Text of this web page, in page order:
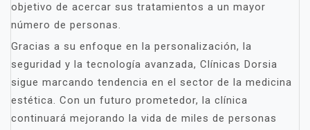
objetivo de acercar sus tratamientos a un mayor
número de personas.
Gracias a su enfoque en la personalización, la
seguridad y la tecnología avanzada, Clínicas Dorsia
sigue marcando tendencia en el sector de la medicina
estética. Con un futuro prometedor, la clínica
continuará mejorando la vida de miles de personas